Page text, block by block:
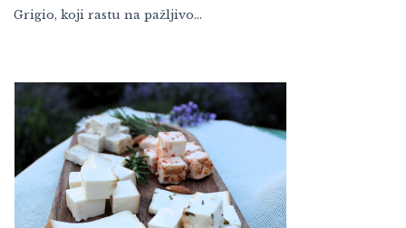
Grigio, koji rastu na pažljivo…